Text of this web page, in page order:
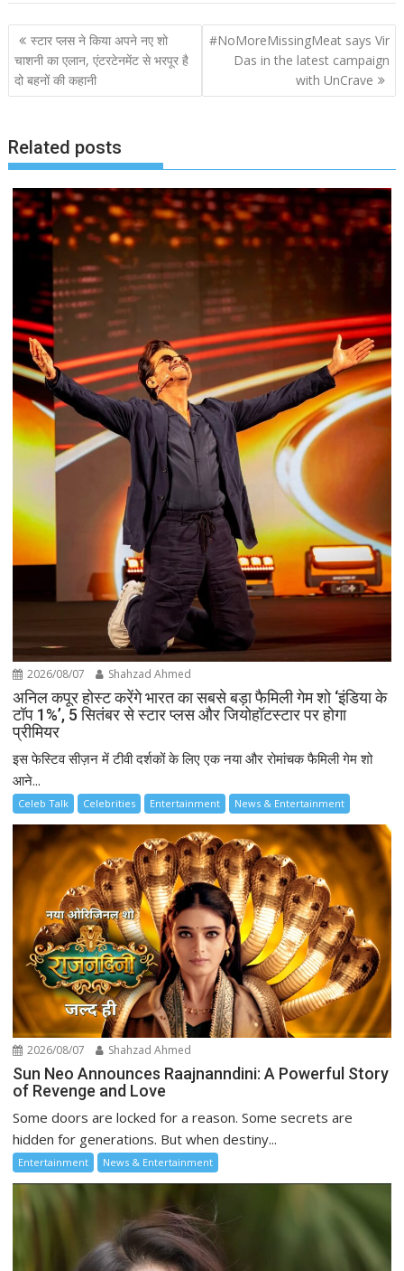
Post
navigation
स्टार प्लस ने किया अपने नए शो
चाशनी का एलान, एंटरटेनमेंट से भरपूर है
दो बहनों की कहानी
#NoMoreMissingMeat says Vir
Das in the latest campaign
with UnCrave
Related posts
2026/08/07 Shahzad Ahmed
अनिल कपूर होस्ट करेंगे भारत का सबसे बड़ा फैमिली गेम शो ‘इंडिया के
टॉप 1%’, 5 सितंबर से स्टार प्लस और जियोहॉटस्टार पर होगा
प्रीमियर
इस फेस्टिव सीज़न में टीवी दर्शकों के लिए एक नया और रोमांचक फैमिली गेम शो
आने...
Celeb Talk Celebrities Entertainment News & Entertainment
2026/08/07 Shahzad Ahmed
Sun Neo Announces Raajnanndini: A Powerful Story
of Revenge and Love
Some doors are locked for a reason. Some secrets are
hidden for generations. But when destiny...
Entertainment News & Entertainment